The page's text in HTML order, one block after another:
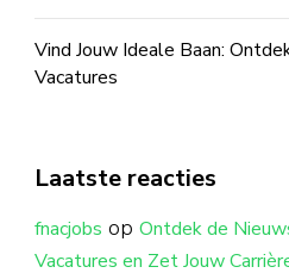
Vind Jouw Ideale Baan:
Vacatures
Laatste reacties
fnacjobs op Ontdek de
Vacatures en Zet Jouw